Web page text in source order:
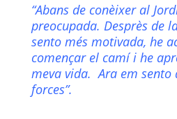
“Abans de conèixer al
preocupada. Desprès de
sento més motivada, he
començar el camí i he
meva vida. Ara em sento
forces”.